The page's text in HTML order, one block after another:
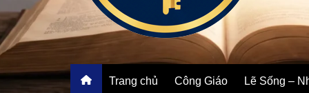
Trang chủ Công Giáo Lẽ Sống –